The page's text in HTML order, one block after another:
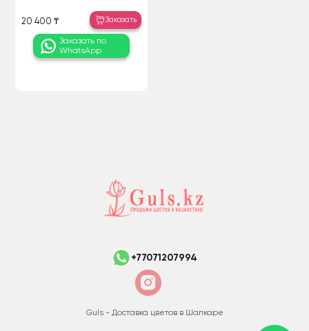
20 400 ₸ Заказать
Заказать по
WhatsApp
+77071207994
Guls - Доставка цветов в Шалкаре